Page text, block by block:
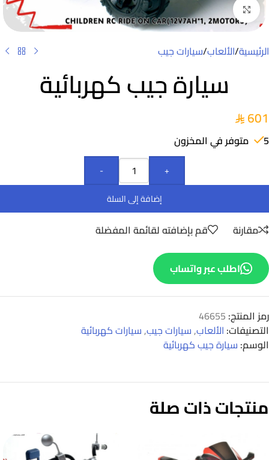
Click to enlarge
الرئيسية/الألعاب/سيارات جيب
سيارة جيب كهربائية
601
5 متوفر في المخزون
-
+
إضافة إلى السلة
مقارنة قم بإضافته لقائمة المفضلة
اطلب عبر واتساب
رمز المنتج: 46655
التصنيفات: الألعاب,سيارات جيب,سيارات كهربائية
الوسم: سيارة جيب كهربائية
منتجات ذات صلة